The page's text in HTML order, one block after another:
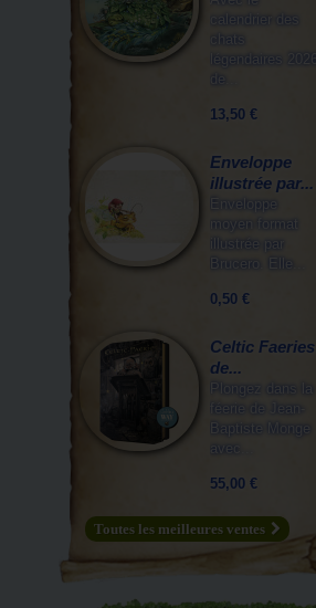
calendrier des
chats
légendaires 2026
de...
13,50 €
Enveloppe
illustrée par...
Enveloppe
moyen format
illustrée par
Brucero. Elle...
0,50 €
Celtic Faeries
de...
Plongez dans la
féerie de Jean-
Baptiste Monge
avec...
55,00 €
Toutes les meilleures ventes